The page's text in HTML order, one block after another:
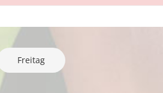
Freitag